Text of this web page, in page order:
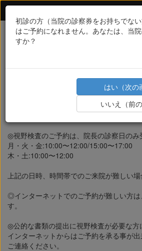
すがも眼科クリニック 視野検
戻る
◎初診の方は、視野検査予約を受け付けて
ご来院頂き、検査の結果医師により視野
方に対して行なっております。
やむを得ない事情がある方は、お電話に
◎視野検査のご予約は、院長の診察日のみ
月・火・金:10:00〜12:00/15:00〜17:00
木・土:10:00〜12:00
上記の日時、時間帯でのご来院が難しい場
◎インターネットでのご予約が難しい方は
す。
◎公的な書類の提出に視野検査が必要な方
インターネットからはご予約を承る事が
ご連絡ください。
初診の方（当院の診察券をお持ちでな
はご予約になれません。あなたは、当
すか？
はい（次の
いいえ（前